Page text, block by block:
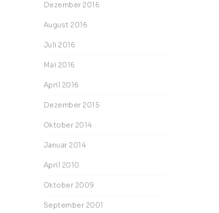
Dezember 2016
August 2016
Juli 2016
Mai 2016
April 2016
Dezember 2015
Oktober 2014
Januar 2014
April 2010
Oktober 2009
September 2001